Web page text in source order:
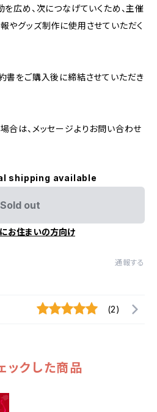
広め、次につなげていくため、主催
やグッズ制作に使用させていただく
書をご購入後に締結させていただき
合は、メッセージよりお問い合わせ
shipping available
Sold out
お住まいの方向け
通報する
(2)
ックした商品